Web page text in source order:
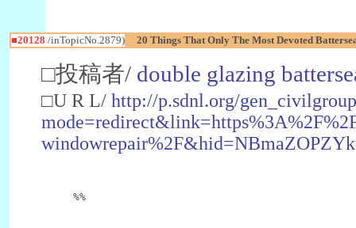
■20128 /inTopicNo.2879) 20 Things That Only The Most Devoted
□投稿者/ double glazing
□U R L/ http://p.sdnl.org/
%%